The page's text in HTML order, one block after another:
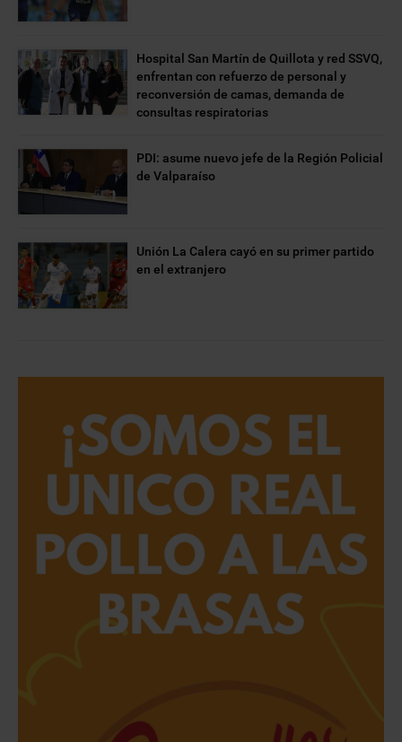
Hospital San Martín de Quillota y red SSVQ,
enfrentan con refuerzo de personal y
reconversión de camas, demanda de
consultas respiratorias
PDI: asume nuevo jefe de la Región Policial
de Valparaíso
Unión La Calera cayó en su primer partido
en el extranjero